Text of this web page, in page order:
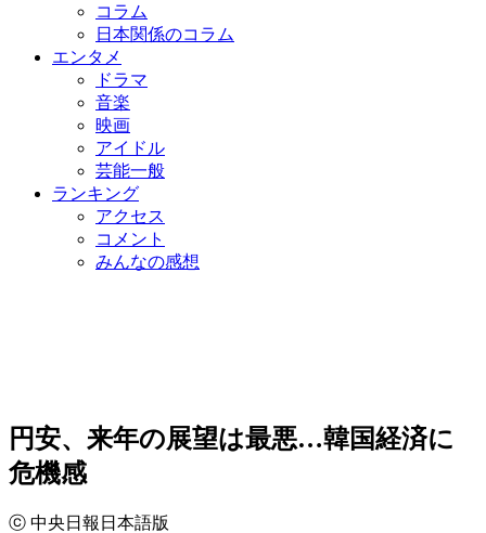
コラム
日本関係のコラム
エンタメ
ドラマ
音楽
映画
アイドル
芸能一般
ランキング
アクセス
コメント
みんなの感想
円安、来年の展望は最悪…韓国経済に
危機感
ⓒ 中央日報日本語版